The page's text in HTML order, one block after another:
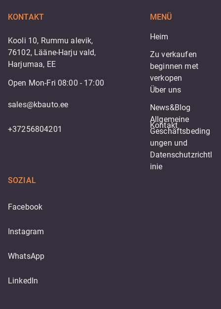
KONTAKT
Kooli 10, Rummu alevik,
76102, Lääne-Harju vald,
Harjumaa, EE
Open Mon-Fri 08:00 - 17:00
sales@kbauto.ee
+37256804201
MENÜ
Heim
Zu verkaufen
beginnen met
verkopen
Über uns
News&Blog
Kontakt
Allgemeine
Geschäftsbeding
ungen und
Datenschutzrichtl
inie
SOZIAL
Facebook
Instagram
WhatsApp
LinkedIn